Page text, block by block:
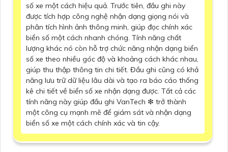
số xe một cách hiệu quả. Trước tiên, đầu ghi này
được tích hợp công nghệ nhận dạng giọng nói và
phân tích hình ảnh thông minh, giúp đọc chính xác
biển số một cách nhanh chóng. Tính năng chất
lượng khác nó còn hỗ trợ chức năng nhận dạng biển
số xe theo nhiều góc độ và khoảng cách khác nhau,
giúp thu thập thông tin chi tiết. Đầu ghi cũng có khả
năng lưu trữ dữ liệu lâu dài và tạo ra báo cáo thống
kê chi tiết về biển số xe nhận dạng được. Tất cả các
tính năng này giúp đầu ghi VanTech ❇ trở thành
một công cụ mạnh mẽ để giám sát và nhận dạng
biển số xe một cách chính xác và tin cậy.